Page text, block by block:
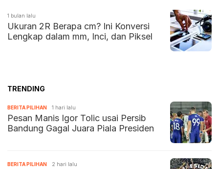
1 bulan lalu
Ukuran 2R Berapa cm? Ini Konversi
Lengkap dalam mm, Inci, dan Piksel
TRENDING
BERITA PILIHAN 1 hari lalu
Pesan Manis Igor Tolic usai Persib
Bandung Gagal Juara Piala Presiden
BERITA PILIHAN 2 hari lalu